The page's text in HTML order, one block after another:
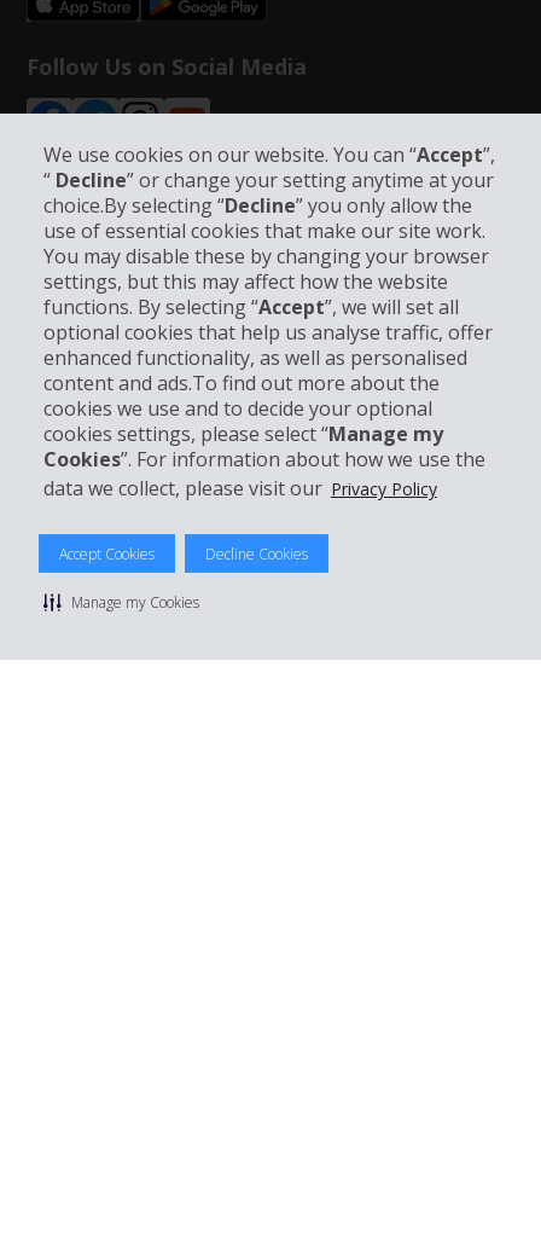
We use cookies on our website. You can “Accept”,
“ Decline” or change your setting anytime at your
choice.By selecting “Decline” you only allow the
use of essential cookies that make our site work.
You may disable these by changing your browser
settings, but this may affect how the website
functions. By selecting “Accept”, we will set all
optional cookies that help us analyse traffic, offer
enhanced functionality, as well as personalised
content and ads.To find out more about the
cookies we use and to decide your optional
cookies settings, please select “Manage my
Cookies”. For information about how we use the
data we collect, please visit our Privacy Policy
Accept Cookies Decline Cookies
Manage my Cookies
Follow Us on Social Media
Bedrijfsinformatie
Bedrijf
Klantenservice
Boek bij Hertz
© 2026 The Hertz System, Inc.
Privacybeleid | Gebruiksvoorwaarden |
Sitemap